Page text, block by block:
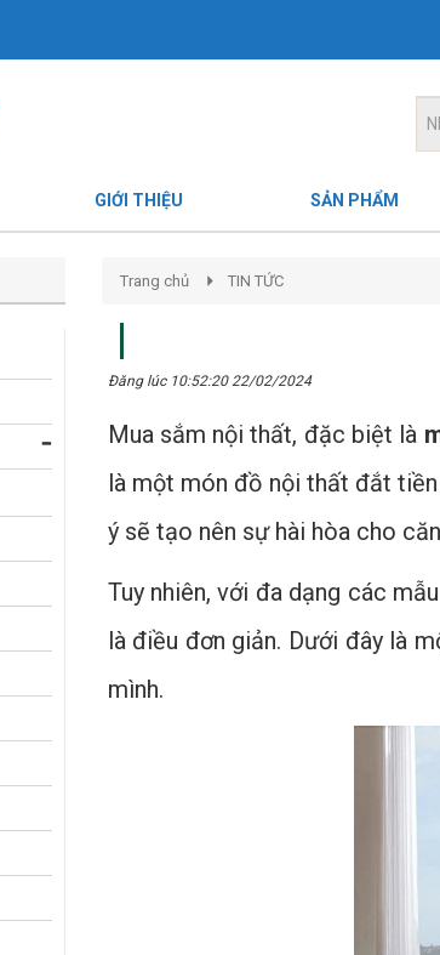
GIỚI THIỆU SẢN PHẨM
Trang chủ TIN TỨC
Đăng lúc 10:52:20 22/02/2024
Mua sắm nội thất, đặc biệt là
là một món đồ nội thất đắt
ý sẽ tạo nên sự hài hòa cho
Tuy nhiên, với đa dạng các
là điều đơn giản. Dưới đây là
mình.